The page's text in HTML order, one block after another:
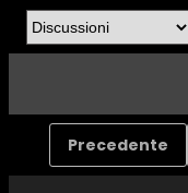
Precedente